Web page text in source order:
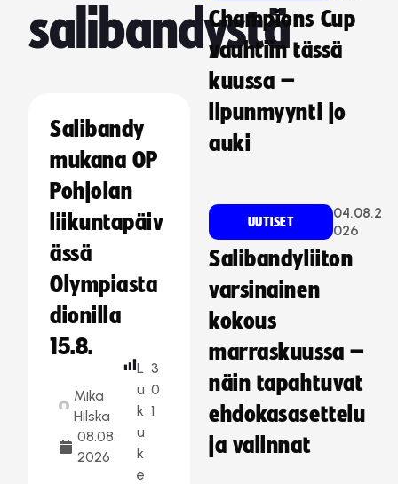
salibandystä
Salibandy
mukana OP
Pohjolan
liikuntapäiv
ässä
Olympiasta
dionilla
15.8.
Mika
Hilska
08.08.
2026
L
u
k
u
k
e
3
0
1
Champions Cup
vauhtiin tässä
kuussa –
lipunmyynti jo
auki
UUTISET
04.08.2
026
Salibandyliiton
varsinainen
kokous
marraskuussa –
näin tapahtuvat
ehdokasasettelu
ja valinnat